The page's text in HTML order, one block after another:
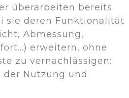
überarbeiten bereits
sie deren Funktionalität
Abmessung,
erweitern, ohne
zu vernachlässigen:
der Nutzung und